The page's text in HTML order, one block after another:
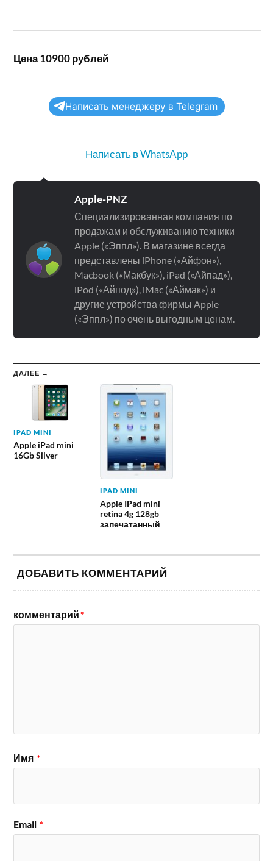
Цена 10900 рублей
Написать менеджеру в Telegram
Написать в WhatsApp
Apple-PNZ
Специализированная компания по
продажам и обслуживанию техники
Apple («Эппл»). В магазине всегда
представлены iPhone («Айфон»),
Macbook («Макбук»), iPad («Айпад»),
iPod («Айпод»), iMac («Аймак») и
другие устройства фирмы Apple
(«Эппл») по очень выгодным ценам.
ДАЛЕЕ →
IPAD MINI
Apple iPad mini
16Gb Silver
IPAD MINI
Apple IPad mini
retina 4g 128gb
запечатанный
ДОБАВИТЬ КОММЕНТАРИЙ
комментарий*
Имя *
Email *